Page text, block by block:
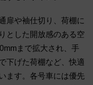
扉や袖仕切り、荷棚に
とした開放感のある空
まで拡大され、手
下げた荷棚など、快適
ます。各号車には優先